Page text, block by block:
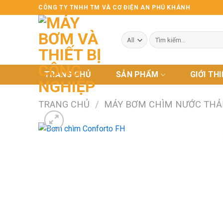
to
CÔNG TY TNHH TM VÀ CƠ ĐIỆN AN PHÚ KHÁNH
Tìm
kiếm:
TRANG CHỦ SẢN PHẨM GIỚI
TRANG CHỦ / MÁY BƠM CHÌM NƯỚC